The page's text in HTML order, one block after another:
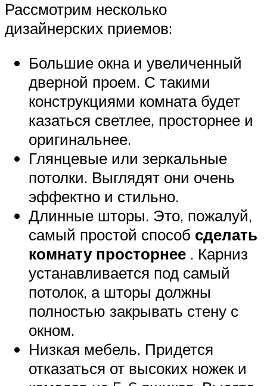
Рассмотрим несколько
дизайнерских приемов:
Большие окна и увеличенный
дверной проем. С такими
конструкциями комната будет
казаться светлее, просторнее и
оригинальнее.
Глянцевые или зеркальные
потолки. Выглядят они очень
эффектно и стильно.
Длинные шторы. Это, пожалуй,
самый простой способ сделать
комнату просторнее . Карниз
устанавливается под самый
потолок, а шторы должны
полностью закрывать стену с
окном.
Низкая мебель. Придется
отказаться от высоких ножек и